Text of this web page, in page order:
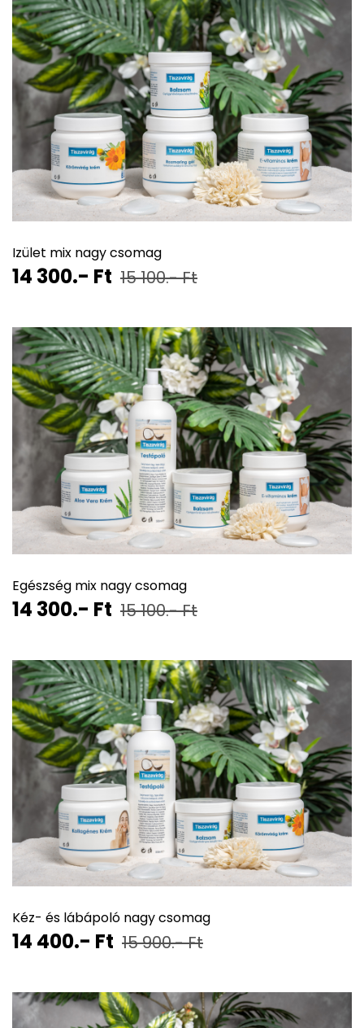
Izület mix nagy csomag
14 300.- Ft 15 100.- Ft
Egészség mix nagy csomag
14 300.- Ft 15 100.- Ft
Kéz- és lábápoló nagy csomag
14 400.- Ft 15 900.- Ft